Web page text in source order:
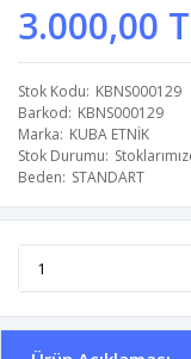
3.000,00
Stok Kodu KBNS000129
Barkod KBNS000129
Marka KUBA ETNİK
Stok Durumu
Beden STANDART